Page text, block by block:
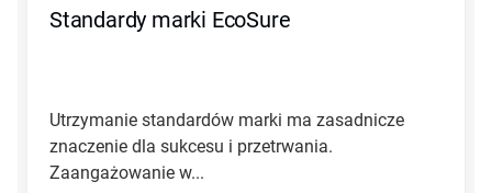
slajdu.
Standardy marki EcoSure
Utrzymanie standardów marki ma zasadnicze
znaczenie dla sukcesu i przetrwania.
Zaangażowanie w...